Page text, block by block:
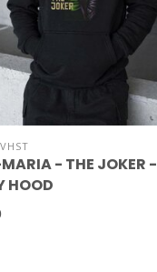
- THE JOKER -
HOOD